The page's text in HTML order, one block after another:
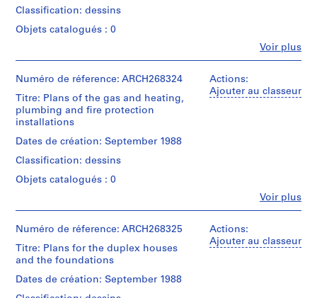
1
8
,
1
9
8
6
-
9
8
AP164.S1.1986.D1
P
matérielles
-
The
reprographic
copies
are
rolled.
Mention
de
&
Herreros
Collection
Centre
Canadien
d'Architecture/
objectif:
d'exécution
Collation:
black
ink
on
translucent
Caractéristiques
et
The
reprographic
copies
are
rolled.
Quantité
d’objet:
1
Étape
et
objectif:
d'exécution
Collation:
black
on
translucent
paper
Dimensions:
sheets
Voir plus
Classification: dessins
Objets catalogués : 0
institutions:
&
Herreros
(archive
creator)
Quantité
/
1
File
Étape
et
objectif:
Actions:
Ajouter au classeur
Voir plus
Numéro de réference: ARCH268324
Titre: Plans of the gas and heating,
plumbing and fire protection
installations
Dates de création: September 1988
Classification: dessins
Objets catalogués : 0
institutions:
&
Herreros
(archive
Actions:
Ajouter au classeur
Numéro de réference: ARCH268325
Titre: Plans for the duplex houses
and the foundations
Dates de création: September 1988